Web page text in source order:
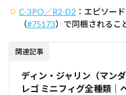
C-3PO／R2-D2 ：エピソー
（#75173）で同梱されるこ
関連記事
ディン・ジャリン（マンダ
レゴ ミニフィグ全種類｜